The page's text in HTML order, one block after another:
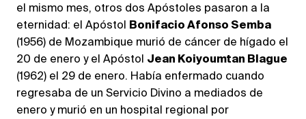
el mismo mes, otros dos Apóstoles pasaron a la
eternidad: el Apóstol Bonifacio Afonso Semba
(1956) de Mozambique murió de cáncer de hígado el
20 de enero y el Apóstol Jean Koiyoumtan Blague
(1962) el 29 de enero. Había enfermado cuando
regresaba de un Servicio Divino a mediados de
enero y murió en un hospital regional por